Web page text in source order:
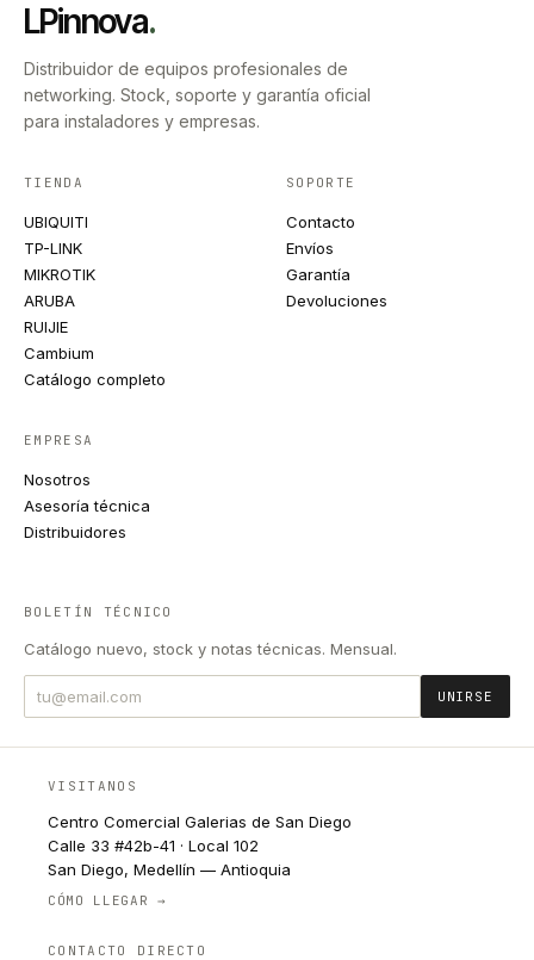
LPinnova.
Distribuidor de equipos profesionales de
networking. Stock, soporte y garantía oficial
para instaladores y empresas.
TIENDA
UBIQUITI
TP-LINK
MIKROTIK
ARUBA
RUIJIE
Cambium
Catálogo completo
SOPORTE
Contacto
Envíos
Garantía
Devoluciones
EMPRESA
Nosotros
Asesoría técnica
Distribuidores
BOLETÍN TÉCNICO
Catálogo nuevo, stock y notas técnicas. Mensual.
UNIRSE
VISITANOS
Centro Comercial Galerias de San Diego
Calle 33 #42b-41 · Local 102
San Diego, Medellín — Antioquia
CÓMO LLEGAR →
CONTACTO DIRECTO